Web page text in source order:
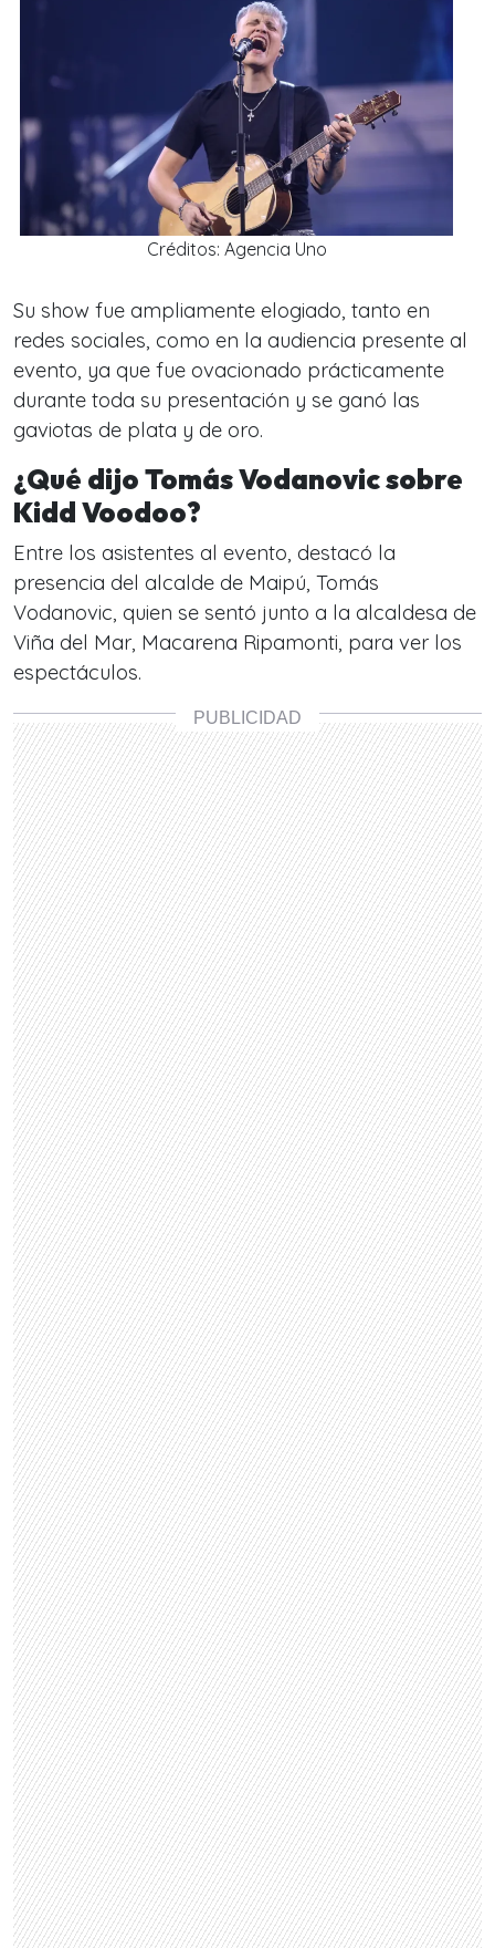
Créditos: Agencia Uno
Su show fue ampliamente elogiado, tanto en
redes sociales, como en la audiencia presente al
evento, ya que fue ovacionado prácticamente
durante toda su presentación y se ganó las
gaviotas de plata y de oro.
¿Qué dijo Tomás Vodanovic sobre
Kidd Voodoo?
Entre los asistentes al evento, destacó la
presencia del alcalde de Maipú, Tomás
Vodanovic, quien se sentó junto a la alcaldesa de
Viña del Mar, Macarena Ripamonti, para ver los
espectáculos.